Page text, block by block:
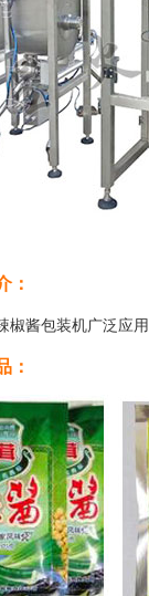
：
椒酱包装机广泛应
：